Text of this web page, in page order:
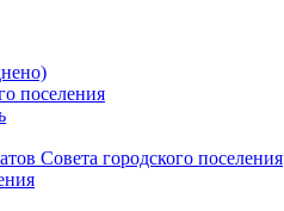
поселения
Совета городского поселения